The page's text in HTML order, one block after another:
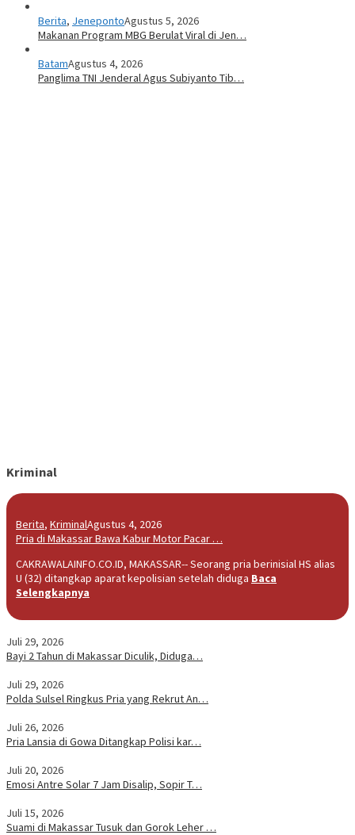
Berita, JenepontoAgustus 5, 2026
Makanan Program MBG Berulat Viral di Jen…
BatamAgustus 4, 2026
Panglima TNI Jenderal Agus Subiyanto Tib…
Kriminal
Berita, KriminalAgustus 4, 2026
Pria di Makassar Bawa Kabur Motor Pacar …
CAKRAWALAINFO.CO.ID, MAKASSAR-- Seorang pria berinisial HS alias
U (32) ditangkap aparat kepolisian setelah diduga Baca
Selengkapnya
Juli 29, 2026
Bayi 2 Tahun di Makassar Diculik, Diduga…
Juli 29, 2026
Polda Sulsel Ringkus Pria yang Rekrut An…
Juli 26, 2026
Pria Lansia di Gowa Ditangkap Polisi kar…
Juli 20, 2026
Emosi Antre Solar 7 Jam Disalip, Sopir T…
Juli 15, 2026
Suami di Makassar Tusuk dan Gorok Leher …